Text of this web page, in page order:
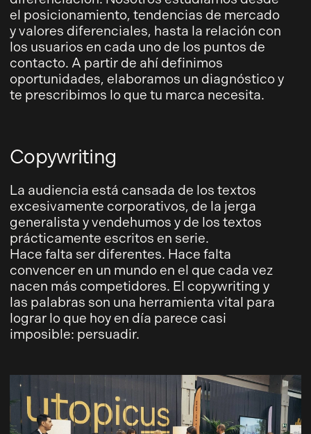
el posicionamiento, tendencias de mercado
y valores diferenciales, hasta la relación con
los usuarios en cada uno de los puntos de
contacto. A partir de ahí definimos
oportunidades, elaboramos un diagnóstico y
te prescribimos lo que tu marca necesita.
Copywriting
La audiencia está cansada de los textos
excesivamente corporativos, de la jerga
generalista y vendehumos y de los textos
prácticamente escritos en serie.
Hace falta ser diferentes. Hace falta
convencer en un mundo en el que cada vez
nacen más competidores. El copywriting y
las palabras son una herramienta vital para
lograr lo que hoy en día parece casi
imposible: persuadir.